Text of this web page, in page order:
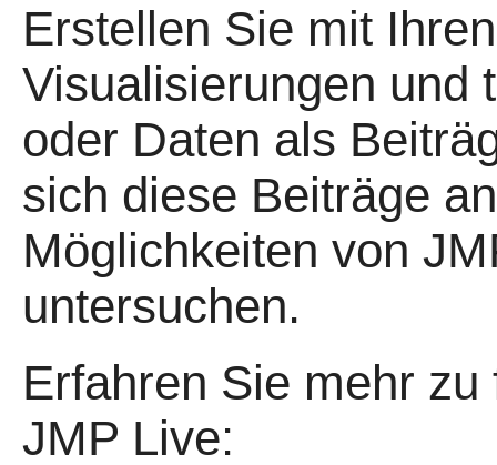
Erstellen Sie mit
Visualisierungen und
oder Daten als
sich diese Beiträge
Möglichkeiten von
untersuchen.
Erfahren Sie mehr
JMP Live: